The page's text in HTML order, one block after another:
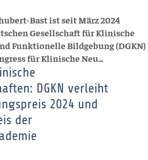
Bast ist seit März 2024
Gesellschaft für Klinische
Funktionelle Bildgebung (DGKN)
für Klinische Neu...
DGKN verleiht
2024 und
der